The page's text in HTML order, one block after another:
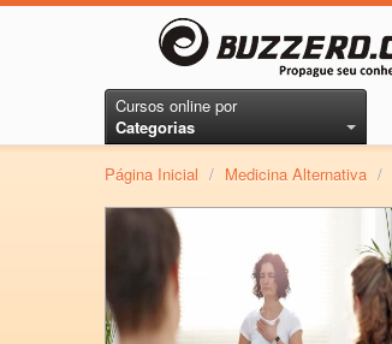
Cursos online por
Categorias
Página Inicial / Medicina Alternativa /